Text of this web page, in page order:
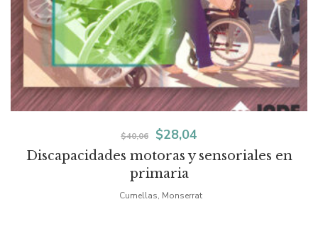
Discapacidades motoras y sensoriales en
primaria
$40,06
El
precio
$28,04
precio
Cumellas, Monserrat